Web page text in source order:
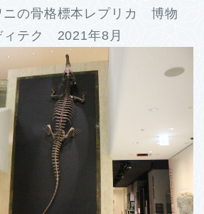
ニの骨格標本レプリカ 博物
テク 2021年8月